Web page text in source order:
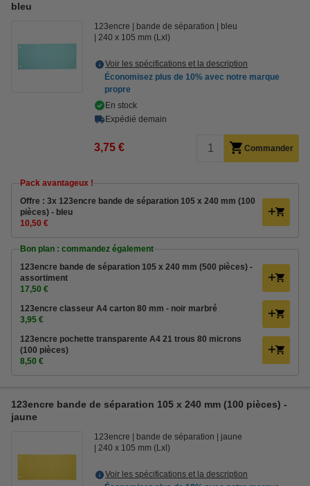
bleu
123encre bande de séparation
bleu
240 x 105 mm (Lxl)
Voir les spécifications et la description
Économisez plus de 10% avec notre marque
propre
En stock
Expédié demain
3,75 € Commander
Pack avantageux !
Offre : 3x 123encre bande de séparation 105 x 240 mm (100
pièces) - bleu
10,50 €
Bon plan : commandez également
123encre bande de séparation 105 x 240 mm (500 pièces) -
assortiment
17,50 €
123encre classeur A4 carton 80 mm - noir marbré
3,95 €
123encre pochette transparente A4 21 trous 80 microns
(100 pièces)
8,50 €
123encre bande de séparation 105 x 240 mm (100 pièces) -
jaune
123encre bande de séparation
jaune
240 x 105 mm (Lxl)
Voir les spécifications et la description